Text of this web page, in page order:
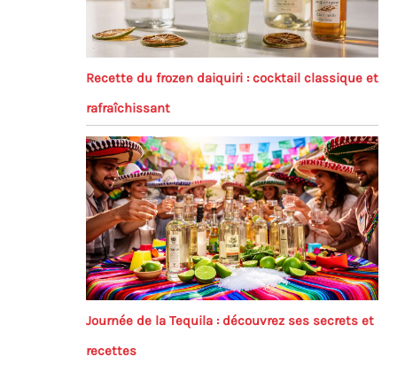
Recette du frozen daiquiri : cocktail classique et
rafraîchissant
Journée de la Tequila : découvrez ses secrets et
recettes